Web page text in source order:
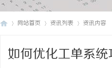
网站首页 资讯列表 资讯内容
如何优化工单系统